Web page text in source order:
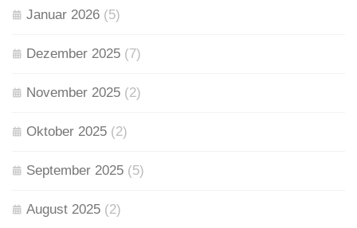
Januar 2026 (5)
Dezember 2025 (7)
November 2025 (2)
Oktober 2025 (2)
September 2025 (5)
August 2025 (2)